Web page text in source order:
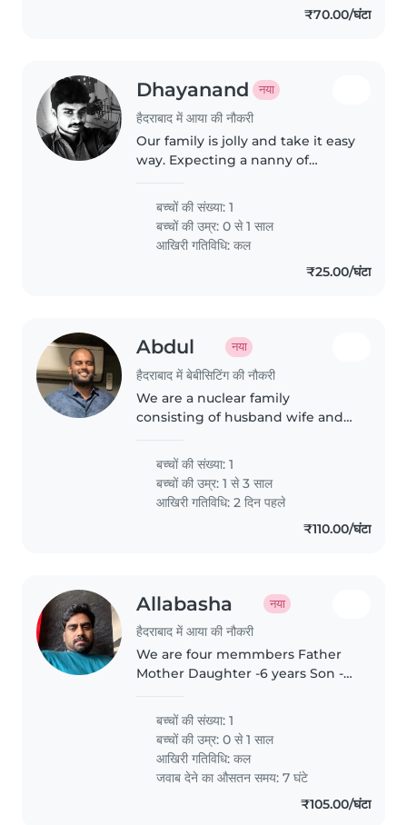
₹70.00/घंटा
Dhayanand नया
हैदराबाद में आया की नौकरी
Our family is jolly and take it easy
way. Expecting a nanny of
of my son
बच्चों की संख्या: 1
बच्चों की उम्र:0 से 1 साल
आखिरी गतिविधि: कल
₹25.00/घंटा
Abdul नया
हैदराबाद में बेबीसिटिंग की नौकरी
We are a nuclear family
consisting of husband wife and a
work from home so we will also
be involved in alot of things not
that the baby sitter has to..
बच्चों की संख्या: 1
बच्चों की उम्र:1 से 3 साल
आखिरी गतिविधि: 2 दिन पहले
₹110.00/घंटा
Allabasha नया
हैदराबाद में आया की नौकरी
We are four memmbers Father
Mother Daughter -6 years Son -1
बच्चों की संख्या: 1
बच्चों की उम्र:0 से 1 साल
आखिरी गतिविधि: कल
जवाब देने का औसतन समय: 7 घंटे
₹105.00/घंटा